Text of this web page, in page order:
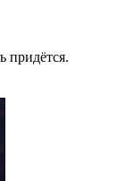
придётся.